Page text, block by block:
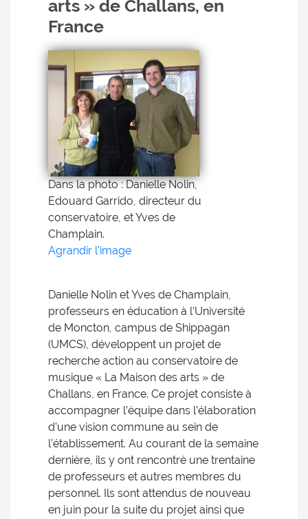
arts » de Challans, en
France
Dans la photo : Danielle Nolin,
Edouard Garrido, directeur du
conservatoire, et Yves de
Champlain.
Agrandir l'image
Danielle Nolin et Yves de Champlain,
professeurs en éducation à l’Université
de Moncton, campus de Shippagan
(UMCS), développent un projet de
recherche action au conservatoire de
musique « La Maison des arts » de
Challans, en France. Ce projet consiste à
accompagner l’équipe dans l’élaboration
d’une vision commune au sein de
l’établissement. Au courant de la semaine
dernière, ils y ont rencontré une trentaine
de professeurs et autres membres du
personnel. Ils sont attendus de nouveau
en juin pour la suite du projet ainsi que